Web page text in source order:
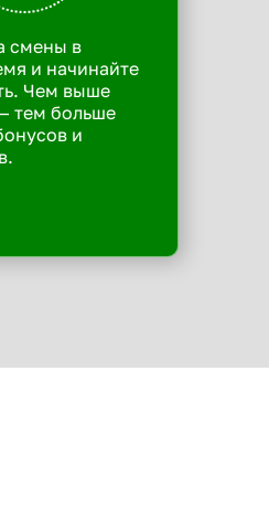
смены в
и начинайте
Чем выше
тем больше
и